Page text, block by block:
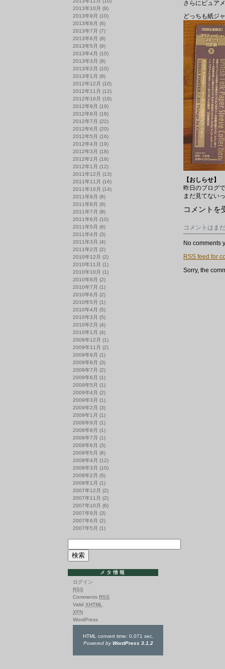
さらにピュア
どっちも紙ジ
【おしらせ】
昨日のブログ
まだ見てない
3/22
の
新
入
か
は
コメントを
コメントはま
No comments
RSS feed for
Sorry, the
2013年10月 (9)
2013年9月 (10)
2013年8月 (6)
2013年7月 (7)
2013年6月 (8)
2013年5月 (9)
2013年4月 (10)
2013年3月 (9)
2013年2月 (10)
2013年1月 (9)
2012年12月 (10)
2012年11月 (12)
2012年10月 (18)
2012年9月 (19)
2012年8月 (18)
2012年7月 (22)
2012年6月 (20)
2012年5月 (16)
2012年4月 (19)
2012年3月 (18)
2012年2月 (19)
2012年1月 (12)
2011年12月 (13)
2011年11月 (16)
2011年10月 (14)
2011年9月 (6)
2011年8月 (9)
2011年7月 (8)
2011年6月 (10)
2011年5月 (6)
2011年4月 (3)
2011年3月 (4)
2011年2月 (2)
2010年12月 (2)
2010年11月 (1)
2010年10月 (1)
2010年8月 (2)
2010年7月 (1)
2010年6月 (2)
2010年5月 (1)
2010年4月 (5)
2010年3月 (5)
2010年2月 (4)
2010年1月 (4)
2009年12月 (1)
2009年11月 (2)
2009年9月 (1)
2009年8月 (3)
2009年7月 (2)
2009年6月 (1)
2009年5月 (1)
2009年4月 (2)
2009年3月 (1)
2009年2月 (3)
2009年1月 (1)
2008年9月 (1)
2008年8月 (1)
2008年7月 (1)
2008年6月 (3)
2008年5月 (6)
2008年4月 (12)
2008年3月 (10)
2008年2月 (5)
2008年1月 (1)
2007年12月 (2)
2007年11月 (2)
2007年10月 (6)
2007年9月 (3)
2007年6月 (2)
2007年5月 (1)
メタ情報
ログイン
RSS
Comments RSS
Valid XHTML
XFN
WordPress
HTML convert time: 0.071 sec.
Powered byWordPress 3.1.2